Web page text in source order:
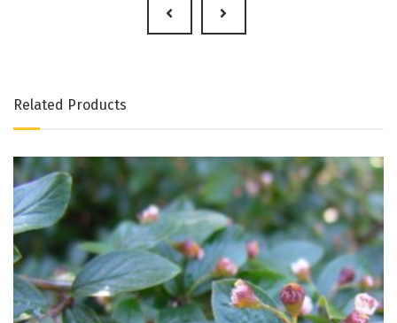
Related Products